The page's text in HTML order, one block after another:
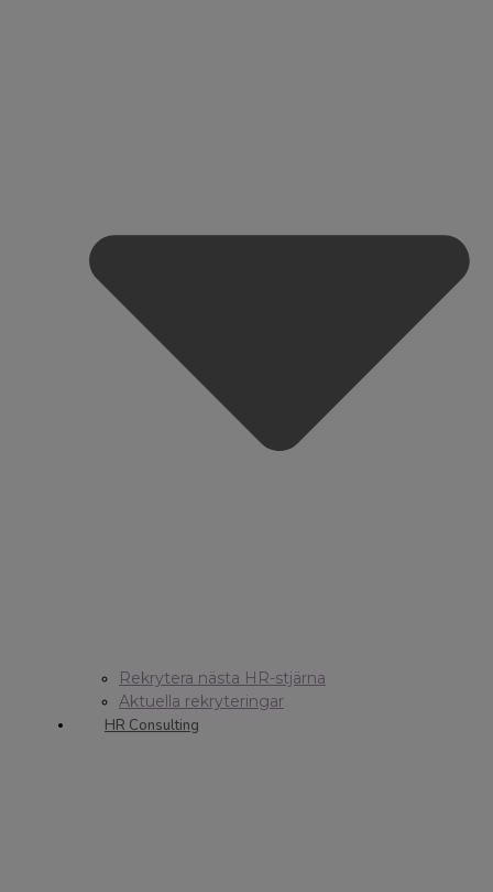
Rekrytera nästa HR-stjärna
Aktuella rekryteringar
HR Consulting